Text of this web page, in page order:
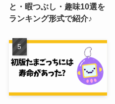
と・暇つぶし・趣味10選を
ランキング形式で紹介♪